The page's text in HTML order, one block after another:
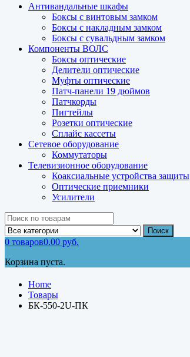
Антивандальные шкафы
Боксы с винтовым замком
Боксы с накладным замком
Боксы с сувальдным замком
Компоненты ВОЛС
Боксы оптические
Делители оптические
Муфты оптические
Патч-панели 19 дюймов
Патчкорды
Пигтейлы
Розетки оптические
Сплайс кассеты
Сетевое оборудование
Коммутаторы
Телевизионное оборудование
Коаксиальные устройства защиты
Оптические приемники
Усилители
Поиск
0 товаров0.00 руб.
Корзина пуста.
Home
Товары
БК-550-2U-ПК